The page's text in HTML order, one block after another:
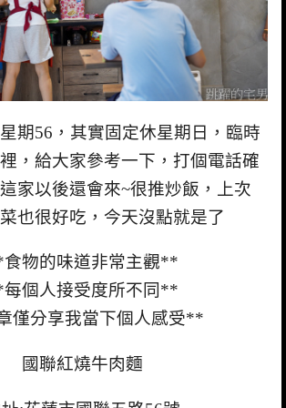
期56，其實固定休星期日，臨時
，給大家參考一下，打個電話確
家以後還會來~很推炒飯，上次
也很好吃，今天沒點就是了
物的味道非常主觀**
個人接受度所不同**
僅分享我當下個人感受**
國聯紅燒牛肉麵